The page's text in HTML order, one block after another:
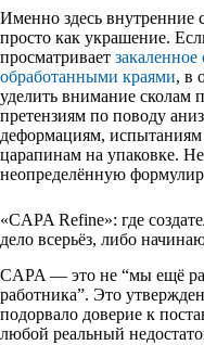
Именно здесь внутренние
просто как украшение.
просматривает закаленное
обработанными краями, в
уделить внимание сколам
претензиям по поводу
деформациям,
царапинам на упаковке. Не
неопределённую
«CAPA Refine»: где
дело всерьёз, либо
CAPA — это не “мы ещё
работника”. Это
подорвало доверие к
любой реальный